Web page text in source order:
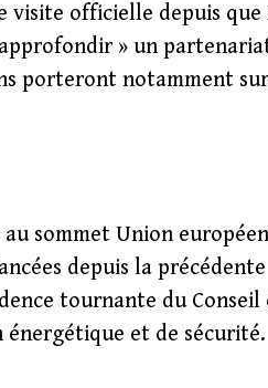
visite officielle depuis que
» un
porteront notamment
sommet Union
depuis la précédente
tournante du Conseil
énergétique et de sécurité.